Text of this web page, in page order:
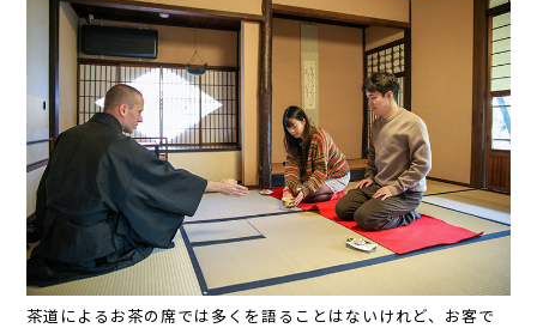
茶道によるお茶の席では多くを語ることはないけれど、お客で